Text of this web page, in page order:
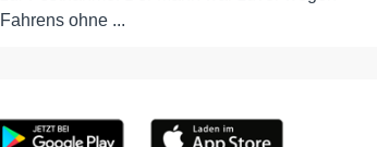
Fahrens ohne ...